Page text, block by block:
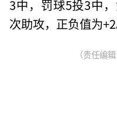
3中，罚球5投3中
次助攻，正负值为+2
（责任编